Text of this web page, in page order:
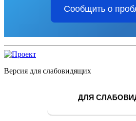
Сообщить о
Версия для слабовидящих
ДЛЯ